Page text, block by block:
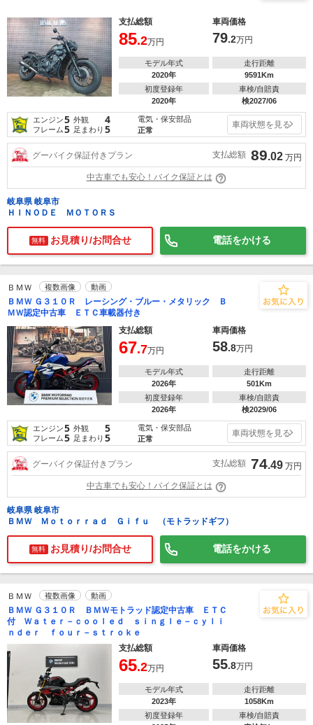
支払総額 車両価格
85.2万円 79.2万円
モデル年式
2020年
走行距離
9591Km
初度登録年
2020年
車検/自賠責
検2027/06
エンジン5 外観 4
フレーム5 足まわり 5
電気・保安部品
正常
車両状態を見る
グーバイク保証付きプラン 支払総額 89.02 万円
中古車でも安心！バイク保証とは
岐阜県 岐阜市
ＨＩＮＯＤＥ ＭＯＴＯＲＳ
無料 お見積り/お問合せ 電話をかける
ＢＭＷ 複数画像 動画
ＢＭＷ Ｇ３１０Ｒ レーシング・ブルー・メタリック Ｂ
ＭＷ認定中古車 ＥＴＣ車載器付き
支払総額
車両価格
67.7万円 58.8万円
モデル年式
2026年
走行距離
501Km
初度登録年
2026年
車検/自賠責
検2029/06
エンジン5 外観 5
フレーム5 足まわり 5
電気・保安部品
正常
車両状態を見る
グーバイク保証付きプラン 支払総額 74.49 万円
中古車でも安心！バイク保証とは
岐阜県 岐阜市
ＢＭＷ Ｍｏｔｏｒｒａｄ Ｇｉｆｕ （モトラッドギフ）
無料 お見積り/お問合せ 電話をかける
ＢＭＷ 複数画像 動画
ＢＭＷ Ｇ３１０Ｒ ＢＭＷモトラッド認定中古車 ＥＴＣ
付 Ｗａｔｅｒ－ｃｏｏｌｅｄ ｓｉｎｇｌｅ－ｃｙｌｉ
ｎｄｅｒ ｆｏｕｒ－ｓｔｒｏｋｅ
支払総額
車両価格
65.2万円 55.8万円
モデル年式
2023年
走行距離
1058Km
初度登録年
車検/自賠責